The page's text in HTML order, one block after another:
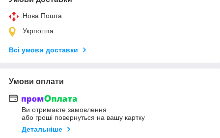
Нова Пошта
Укрпошта
Всі умови доставки
Умови оплати
Ви отримаєте замовлення
або гроші повернуться на вашу картку
Детальніше